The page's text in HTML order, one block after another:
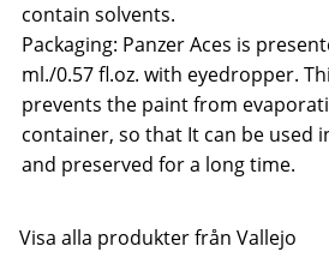
contain solvents.
Packaging: Panzer Aces is
ml./0.57 fl.oz. with eyedropper.
prevents the paint from
container, so that It can be used
and preserved for a long time.
Visa alla produkter från Vallejo